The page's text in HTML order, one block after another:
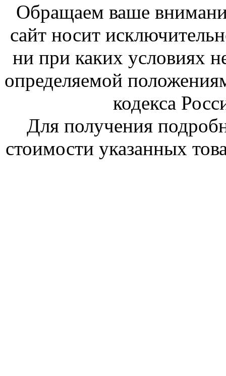
Обращаем ваше
сайт носит
ни при каких условиях
определяемой
кодекса
Для получения
стоимости указанных